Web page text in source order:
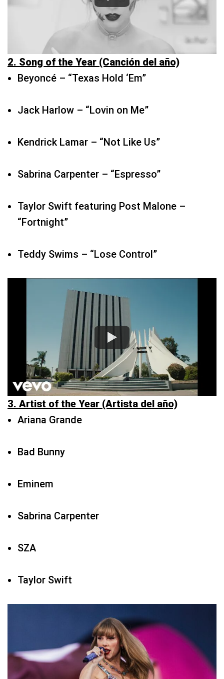
2. Song of the Year (Canción del año)
Beyoncé – “Texas Hold ‘Em”
Jack Harlow – “Lovin on Me”
Kendrick Lamar – “Not Like Us”
Sabrina Carpenter – “Espresso”
Taylor Swift featuring Post Malone –
“Fortnight”
Teddy Swims – “Lose Control”
3. Artist of the Year (Artista del año)
Ariana Grande
Bad Bunny
Eminem
Sabrina Carpenter
SZA
Taylor Swift